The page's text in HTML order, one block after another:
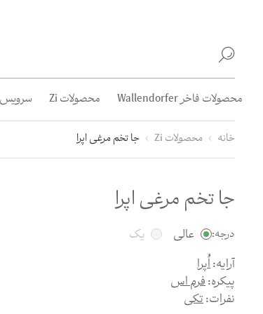
محصولات فاخر Wallendorfer محصولات Zi
خانه محصولات Zi جا تخم مرغی اپرا
جا تخم مرغی اپرا
درجه: عالی
یک
آرایه:اُپرا
پیکره:فرم اس
نفرات:تکی